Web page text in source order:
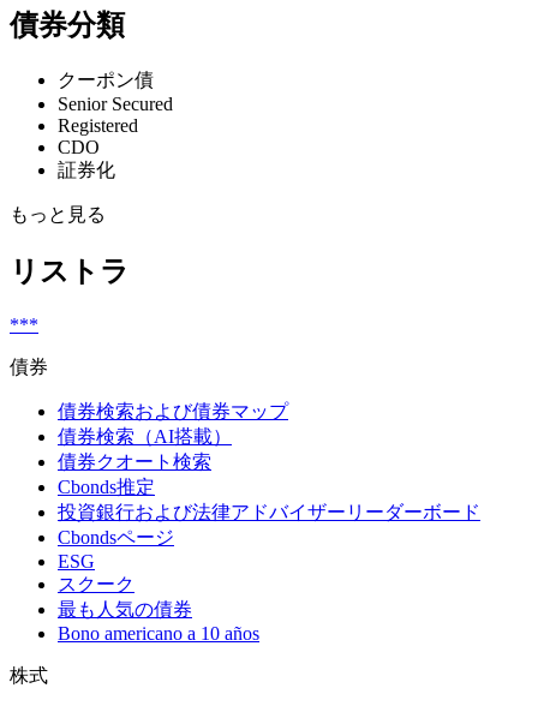
債券分類
クーポン債
Senior Secured
Registered
CDO
証券化
もっと見る
リストラ
***
債券
債券検索および債券マップ
債券検索（AI搭載）
債券クオート検索
Cbonds推定
投資銀行および法律アドバイザーリーダーボード
Cbondsページ
ESG
スクーク
最も人気の債券
Bono americano a 10 años
株式